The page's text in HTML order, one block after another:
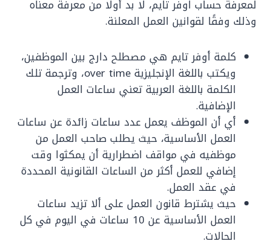
لمعرفة حساب اوفر تايم، لا بد أولًا من معرفة معناه
وذلك وفقًا لقوانين العمل المعلنة.
كلمة أوفر تايم هي مصطلح دارج بين الموظفين،
ويكتب باللغة الإنجليزية over time، وترجمة تلك
الكلمة باللغة العربية تعني ساعات العمل
الإضافية.
أي أن الموظف يعمل عدد ساعات زائدة عن ساعات
العمل الأساسية، حيث يطلب صاحب العمل من
موظفيه في مواقف اضطرارية أن يمكثوا وقت
إضافي للعمل أكثر من الساعات القانونية المحددة
في عقد العمل.
حيث يشترط قانون العمل على ألا تزيد ساعات
العمل الأساسية عن 10 ساعات في اليوم في كل
الحالات.